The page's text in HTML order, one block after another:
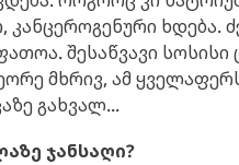
კანცეროგენური ხდება.
შესაწვავი
მხრივ, ამ
გახვალ...
ჯანსაღი?